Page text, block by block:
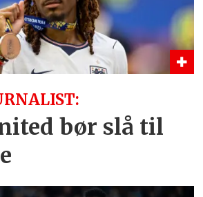
bør slå til